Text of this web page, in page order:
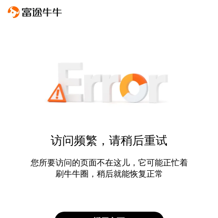
访问频繁，请稍后重试
您所要访问的页面不在这儿，它可能正忙着
刷牛牛圈，稍后就能恢复正常